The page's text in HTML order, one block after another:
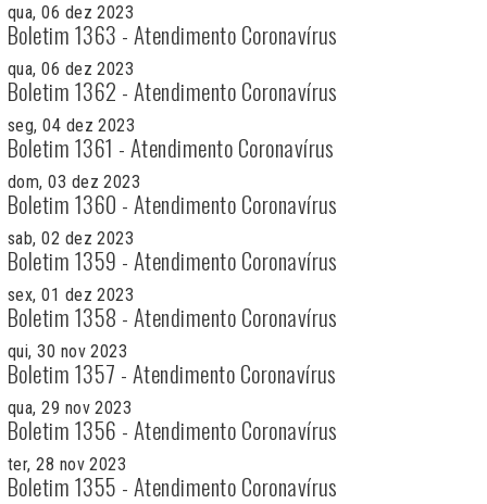
qua, 06 dez 2023
Boletim 1363 - Atendimento Coronavírus
qua, 06 dez 2023
Boletim 1362 - Atendimento Coronavírus
seg, 04 dez 2023
Boletim 1361 - Atendimento Coronavírus
dom, 03 dez 2023
Boletim 1360 - Atendimento Coronavírus
sab, 02 dez 2023
Boletim 1359 - Atendimento Coronavírus
sex, 01 dez 2023
Boletim 1358 - Atendimento Coronavírus
qui, 30 nov 2023
Boletim 1357 - Atendimento Coronavírus
qua, 29 nov 2023
Boletim 1356 - Atendimento Coronavírus
ter, 28 nov 2023
Boletim 1355 - Atendimento Coronavírus